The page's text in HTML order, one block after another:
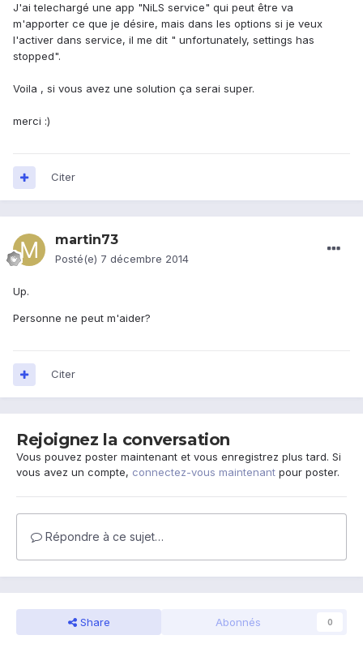
J'ai telechargé une app "NiLS service" qui peut être va
m'apporter ce que je désire, mais dans les options si je veux
l'activer dans service, il me dit " unfortunately, settings has
stopped".
Voila , si vous avez une solution ça serai super.
merci :)
Citer
martin73
Posté(e) 7 décembre 2014
Up.
Personne ne peut m'aider?
Citer
Rejoignez la conversation
Vous pouvez poster maintenant et vous enregistrez plus tard. Si
vous avez un compte, connectez-vous maintenant pour poster.
Répondre à ce sujet…
Share Abonnés 0